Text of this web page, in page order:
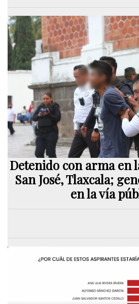
Detenido con arma en
San José, Tlaxcala;
en la vía